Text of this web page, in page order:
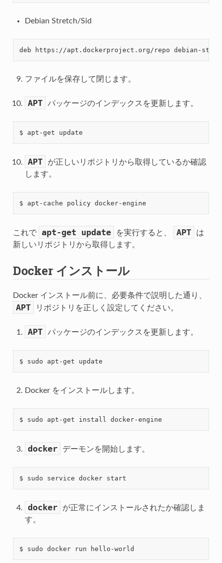
Debian Stretch/Sid
ファイルを保存して閉じます。
APT パッケージのインデックスを更新します。
APT
が正しいリポジトリから取得しているか確認
します。
これで apt-get update を実行すると、 APT
は
新しいリポジトリから取得します。
Docker インストール
Docker インストール前に、必要条件で説明した通り、
APT リポジトリを正しく設定してください。
APT パッケージのインデックスを更新します。
Docker をインストールします。
docker デーモンを開始します。
docker
が正常にインストールされたか確認しま
す。